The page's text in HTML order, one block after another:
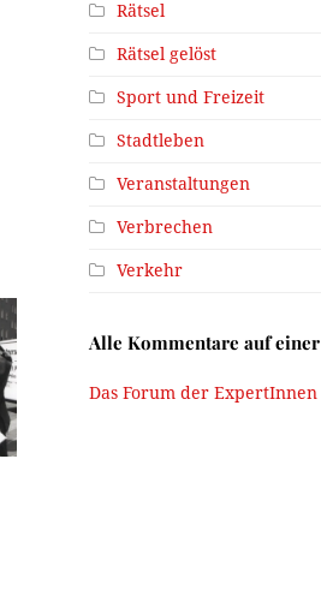
Rätsel
Rätsel gelöst
Sport und Freizeit
Stadtleben
Veranstaltungen
Verbrechen
Verkehr
Alle Kommentare auf
Das Forum der ExpertInnen